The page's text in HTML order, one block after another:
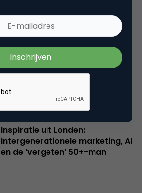
Creatieve sector als aanjager
van innovatie en ontsluiter en
belangrijker en urgenter dan
Inspiratie uit Londen:
intergenerationele marketing, AI
en de ‘vergeten’ 50+-man